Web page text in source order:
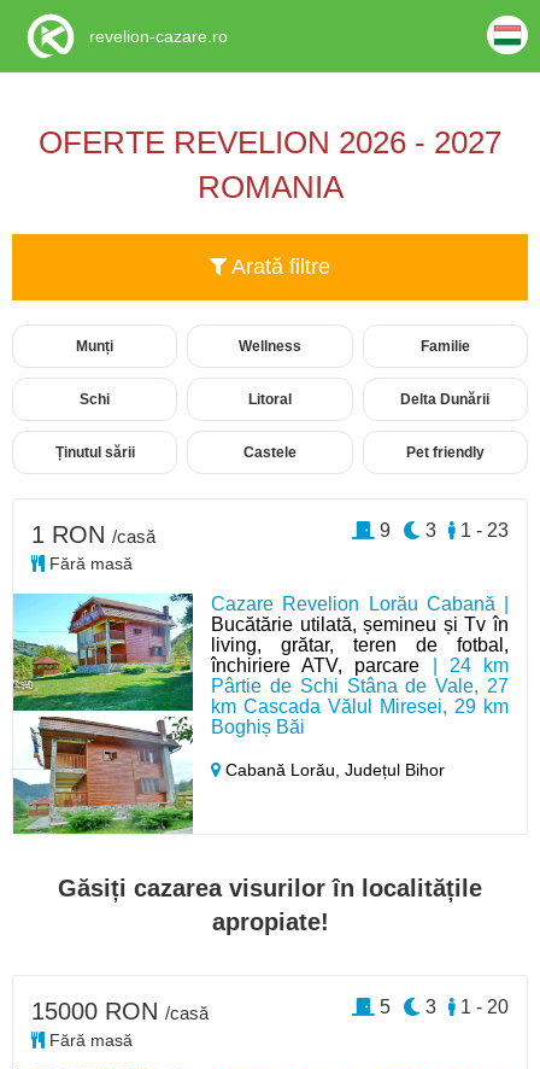
OFERTE REVELION 2026 - 2027
ROMANIA
Arată filtre
Munți Wellness Familie
Schi Litoral Delta Dunării
Ținutul sării Castele Pet friendly
Cazare Revelion Lorău Cabană |
Bucătărie utilată, șemineu și Tv în
living, grătar, teren de fotbal,
închiriere ATV, parcare | 24 km
Pârtie de Schi Stâna de Vale, 27
km Cascada Vălul Miresei, 29 km
Boghiș Băi
Cabană Lorău,Județul Bihor
1 RON /casă
Fără masă
1 - 23
3
9
Găsiți cazarea visurilor în localitățile
apropiate!
15000 RON /casă
Fără masă
1 - 20
3
5
revelion-cazare.ro